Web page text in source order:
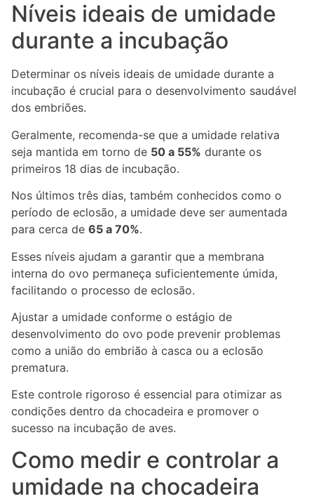
Níveis ideais de umidade
durante a incubação
Determinar os níveis ideais de umidade durante a
incubação é crucial para o desenvolvimento saudável
dos embriões.
Geralmente, recomenda-se que a umidade relativa
seja mantida em torno de 50 a 55% durante os
primeiros 18 dias de incubação.
Nos últimos três dias, também conhecidos como o
período de eclosão, a umidade deve ser aumentada
para cerca de 65 a 70%.
Esses níveis ajudam a garantir que a membrana
interna do ovo permaneça suficientemente úmida,
facilitando o processo de eclosão.
Ajustar a umidade conforme o estágio de
desenvolvimento do ovo pode prevenir problemas
como a união do embrião à casca ou a eclosão
prematura.
Este controle rigoroso é essencial para otimizar as
condições dentro da chocadeira e promover o
sucesso na incubação de aves.
Como medir e controlar a
umidade na chocadeira